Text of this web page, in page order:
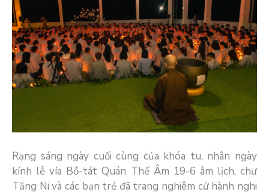
Rạng sáng ngày cuối cùng của khóa tu, nhân ngày
kính lễ vía Bồ-tát Quán Thế Âm 19-6 âm lịch, chư
Tăng Ni và các bạn trẻ đã trang nghiêm cử hành nghi